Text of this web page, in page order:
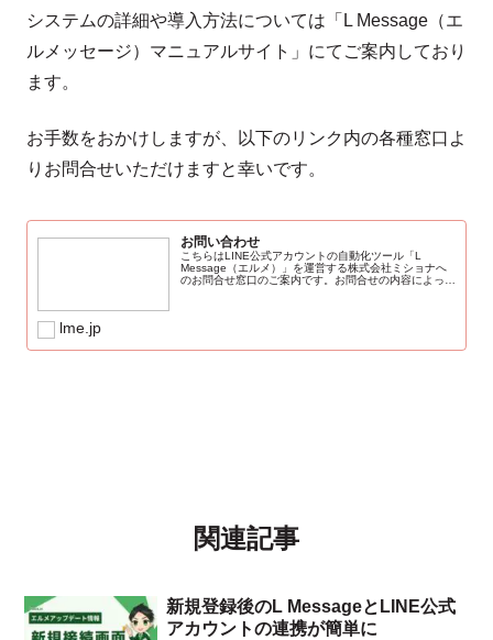
システムの詳細や導入方法については「L Message（エ
ルメッセージ）マニュアルサイト」にてご案内しており
ます。
お手数をおかけしますが、以下のリンク内の各種窓口よ
りお問合せいただけますと幸いです。
お問い合わせ
こちらはLINE公式アカウントの自動化ツール「L
Message（エルメ）」を運営する株式会社ミショナへ
のお問合せ窓口のご案内です。お問合せの内容によって
lme.jp
関連記事
新規登録後のL MessageとLINE公式
アカウントの連携が簡単に